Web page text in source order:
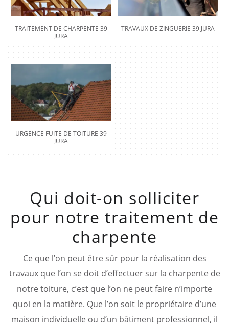
TRAITEMENT DE CHARPENTE 39
JURA
TRAVAUX DE ZINGUERIE 39 JURA
URGENCE FUITE DE TOITURE 39
JURA
Qui doit-on solliciter
pour notre traitement de
charpente
Ce que l’on peut être sûr pour la réalisation des
travaux que l’on se doit d’effectuer sur la charpente de
notre toiture, c’est que l’on ne peut faire n’importe
quoi en la matière. Que l’on soit le propriétaire d’une
maison individuelle ou d’un bâtiment professionnel, il